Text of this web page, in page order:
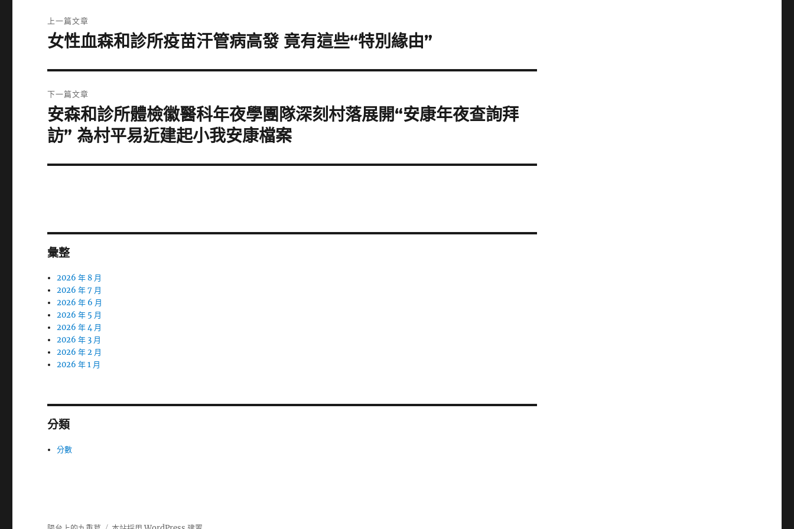
章
上一篇文章
上
篇
文
章:
女性血森和診所疫苗汗管病高發 竟有這些“特別緣由”
下一篇文章
下
一
篇
文
安森和診所體檢徽醫科年夜學團隊深刻村落展開“安康年夜查詢拜
訪” 為村平易近建起小我安康檔案
彙整
2026 年 8 月
2026 年 7 月
2026 年 6 月
2026 年 5 月
2026 年 4 月
2026 年 3 月
2026 年 2 月
2026 年 1 月
分類
分數